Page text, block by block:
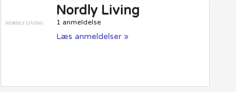
Nordly Living
1 anmeldelse
Læs anmeldelser »